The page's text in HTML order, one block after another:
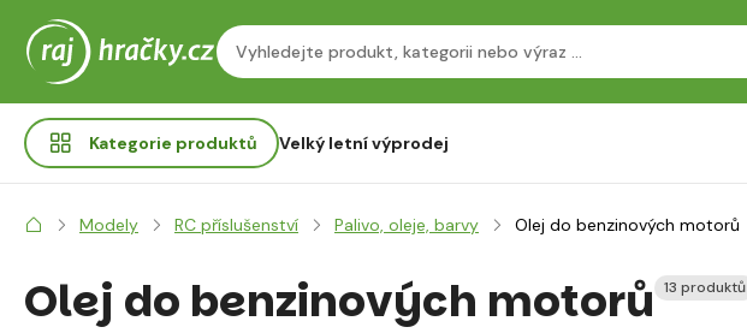
Kategorie produktů Velký letní výprodej
Modely RC příslušenství Palivo, oleje, barvy Olej do benzinových motorů
Olej do benzinových motorů 13 produktů